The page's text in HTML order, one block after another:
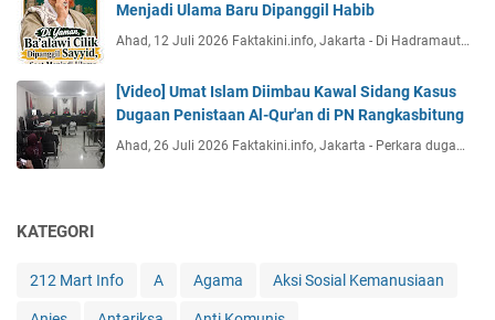
Menjadi Ulama Baru Dipanggil Habib
Ahad, 12 Juli 2026 Faktakini.info, Jakarta - Di Hadramaut…
[Video] Umat Islam Diimbau Kawal Sidang Kasus
Dugaan Penistaan Al-Qur'an di PN Rangkasbitung
Ahad, 26 Juli 2026 Faktakini.info, Jakarta - Perkara duga…
KATEGORI
212 Mart Info A Agama Aksi Sosial Kemanusiaan